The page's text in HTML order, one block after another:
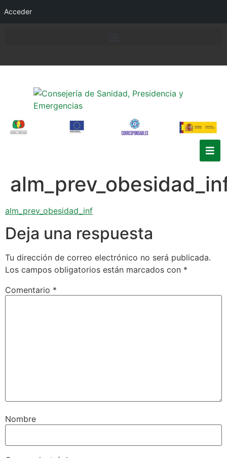
Acceder
alm_prev_obesidad_inf
Deja una respuesta
Tu dirección de correo electrónico no será publicada.
Los campos obligatorios están marcados con *
Comentario *
Nombre